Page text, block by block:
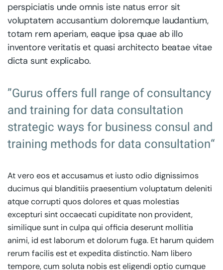
perspiciatis unde omnis iste natus error sit
voluptatem accusantium doloremque laudantium,
totam rem aperiam, eaque ipsa quae ab illo
inventore veritatis et quasi architecto beatae vitae
dicta sunt explicabo.
”Gurus offers full range of consultancy
and training for data consultation
strategic ways for business consul and
training methods for data consultation“
At vero eos et accusamus et iusto odio dignissimos
ducimus qui blanditiis praesentium voluptatum deleniti
atque corrupti quos dolores et quas molestias
excepturi sint occaecati cupiditate non provident,
similique sunt in culpa qui officia deserunt mollitia
animi, id est laborum et dolorum fuga. Et harum quidem
rerum facilis est et expedita distinctio. Nam libero
tempore, cum soluta nobis est eligendi optio cumque